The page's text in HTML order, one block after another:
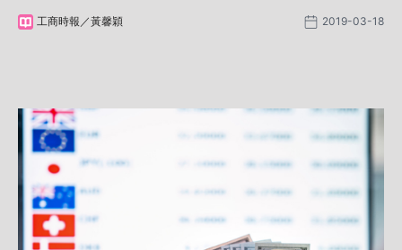
燈茂及董事長張信雄帶領學校主管，與科技創新與教育產
學聯盟召集人廖四郎、天逸財金科技總經理張榮貴、研發
工商時報／黃馨穎 2019-03-18